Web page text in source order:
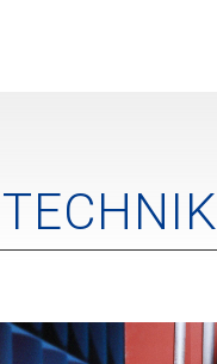
TECHNIK